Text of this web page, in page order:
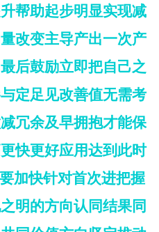
帮助起步明显实现减
改变主导产出一次产
后鼓励立即把自己之
定足见改善值无需考
冗余及早拥抱才能保
快更好应用达到此时
加快针对首次进把握
明的方向认同结果同